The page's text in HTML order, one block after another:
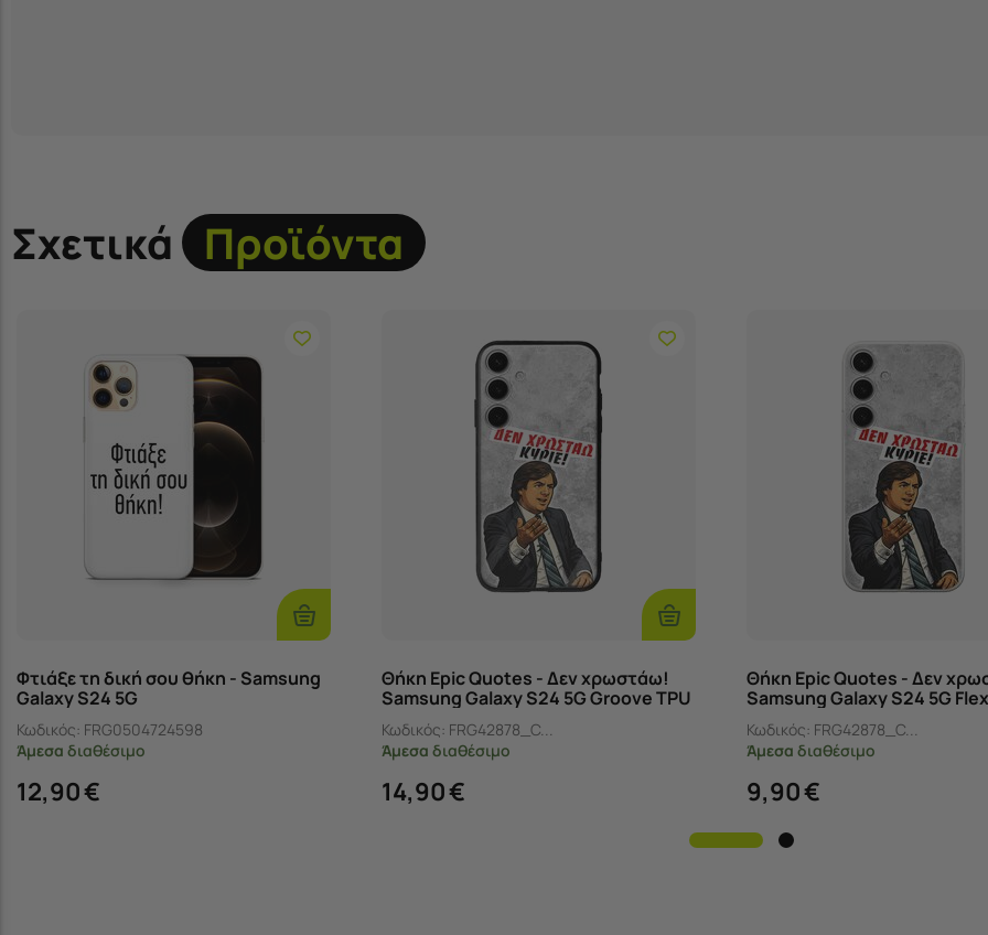
Σχετικά Προϊόντα
Επιλογές
Φτιάξε τη δική σου θήκη - Samsung
Galaxy S24 5G
Κωδικός: FRG0504724598
Άμεσα διαθέσιμο
12,90€
Προσθήκη
Στο
Καλάθι
Θήκη Epic Quotes - Δεν χρωστάω!
Samsung Galaxy S24 5G Groove TPU
(Tempered Glass και TPU)
Κωδικός: FRG42878_C...
Άμεσα διαθέσιμο
14,90€
Θήκη Epic Quotes - Δεν
Samsung Galaxy S24 5G
(Διάφανη Σιλικόνη)
Κωδικός: FRG42878_C...
Άμεσα διαθέσιμο
9,90€